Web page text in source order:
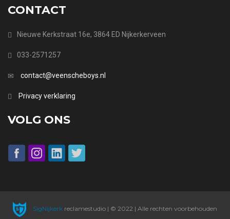
CONTACT
Nieuwe Kerkstraat 16e, 3864 ED Nijkerkerveen
033-2571257
contact@veenscheboys.nl
Privacy verklaring
VOLG ONS
SigNijkerkreclamestudio | © 2022 | Alle rechten voorbehouden